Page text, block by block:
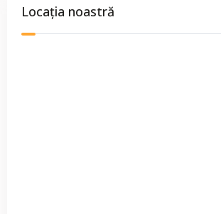
Locația noastră